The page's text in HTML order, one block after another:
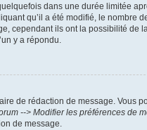
dans une durée limitée
qu’il a été modifié, le nombre
cependant ils ont la possibilité de
y a répondu.
de rédaction de message. Vous
--> Modifier les préférences de
de message.